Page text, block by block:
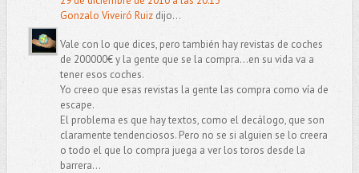
Gonzalo Viveiró Ruizdijo...
Vale con lo que dices, pero también hay revistas de coches
de 200000€ y la gente que se la compra...en su vida va a
tener esos coches.
Yo creeo que esas revistas la gente las compra como vía de
escape.
El problema es que hay textos, como el decálogo, que son
claramente tendenciosos. Pero no se si alguien se lo creera
o todo el que lo compra juega a ver los toros desde la
barrera...